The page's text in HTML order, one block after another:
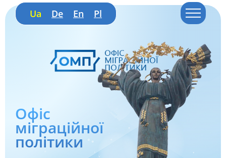
Ua De En Pl
Офіс
міграційної
політики